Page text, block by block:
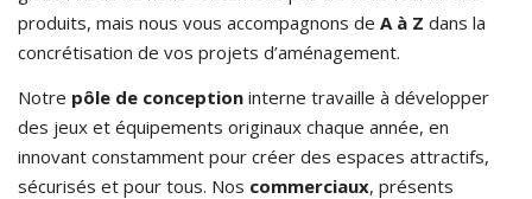
produits, mais nous vous accompagnons de A à Z dans la
concrétisation de vos projets d’aménagement.
Notre pôle de conception interne travaille à développer
des jeux et équipements originaux chaque année, en
innovant constamment pour créer des espaces attractifs,
sécurisés et pour tous. Nos commerciaux, présents